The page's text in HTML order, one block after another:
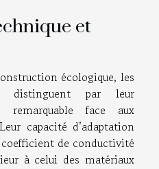
et
écologique, les
distinguent par leur
remarquable face aux
capacité d’adaptation
de conductivité
à celui des matériaux